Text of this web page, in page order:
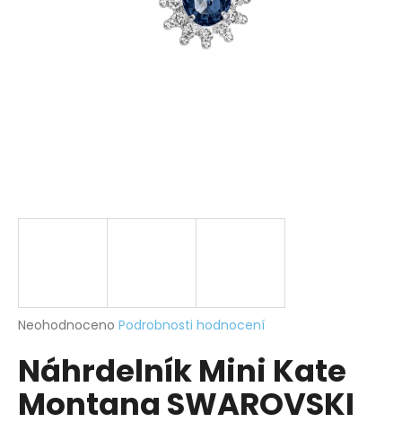
Průměrné
produktu
je
0,0
Neohodnoceno Podrobnosti hodnocení
Náhrdelník Mini Kate
Montana SWAROVSKI
o
p
r
u
č